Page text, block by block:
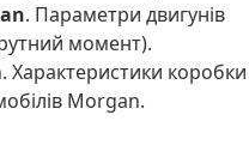
. Параметри двигунів
момент).
Характеристики коробки
Morgan.